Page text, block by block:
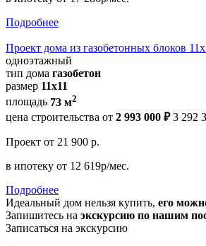
Подробнее
Проект дома из газобетонных блоков
одноэтажный
тип дома газобетон
размер 11x11
площадь 73 м2
цена строительства от 2 993 000 ₽ 3 292
Проект от 21 900 р.
в ипотеку от 12 619р/мес.
Подробнее
Идеальный дом нельзя купить, его
Запишитесь на экскурсию по нашим
Записаться на экскурсию